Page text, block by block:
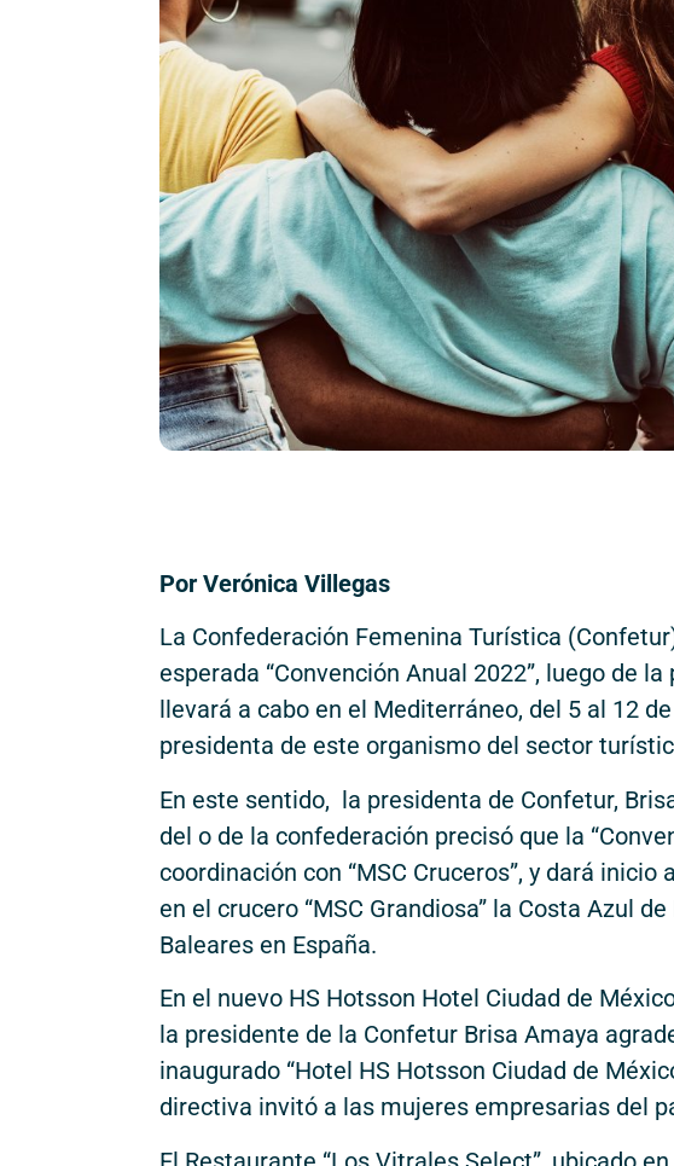
Por Verónica Villegas
La Confederación Femenina Turística
esperada “Convención Anual 2022”, luego de
llevará a cabo en el Mediterráneo, del 5 al 12
presidenta de este organismo del sector
En este sentido, la presidenta de Confetur,
del o de la confederación precisó que la
coordinación con “MSC Cruceros”, y dará
en el crucero “MSC Grandiosa” la Costa Azul
Baleares en España.
En el nuevo HS Hotsson Hotel Ciudad de
la presidente de la Confetur Brisa Amaya
inaugurado “Hotel HS Hotsson Ciudad de
directiva invitó a las mujeres empresarias del